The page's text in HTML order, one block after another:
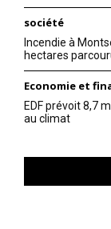
société
Incendie à
hectares
Economie et
EDF prévoit 8,7
au climat